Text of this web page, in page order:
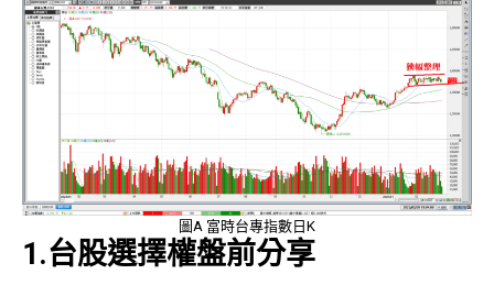
圖A 富時台專指數日K
1.台股選擇權盤前分享